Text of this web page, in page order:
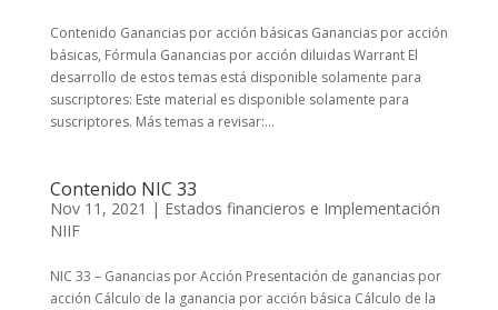
Contenido Ganancias por acción básicas Ganancias por acción
básicas, Fórmula Ganancias por acción diluidas Warrant El
desarrollo de estos temas está disponible solamente para
suscriptores: Este material es disponible solamente para
suscriptores. Más temas a revisar:...
Contenido NIC 33
Nov 11, 2021 | Estados financieros e Implementación
NIIF
NIC 33 – Ganancias por Acción Presentación de ganancias por
acción Cálculo de la ganancia por acción básica Cálculo de la